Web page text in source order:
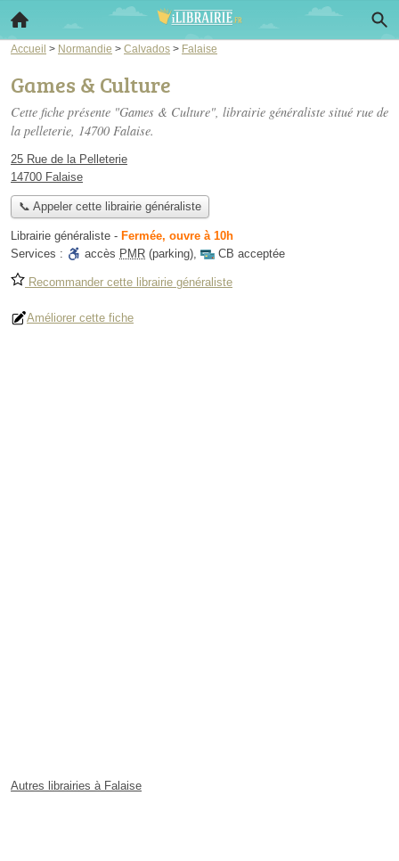
Accueil > Normandie > Calvados > Falaise
Games & Culture
Cette fiche présente "Games & Culture", librairie généraliste situé rue de
la pelleterie, 14700 Falaise.
25 Rue de la Pelleterie
14700 Falaise
📞 Appeler cette librairie généraliste
Librairie généraliste - Fermée, ouvre à 10h
Services :
accès PMR (parking), CB acceptée
Recommander cette librairie généraliste
Améliorer cette fiche
Autres librairies à Falaise